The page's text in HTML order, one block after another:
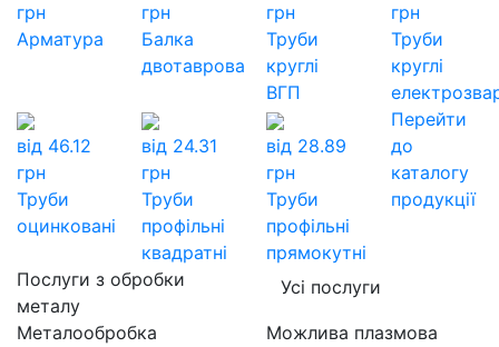
грн
Арматура
грн
Балка
двотаврова
грн
Труби
круглі
ВГП
грн
Труби
круглі
від 46.12
грн
Труби
оцинковані
від 24.31
грн
Труби
профільні
квадратні
від 28.89
грн
Труби
профільні
прямокутні
Перейти
до
каталогу
продукції
Послуги з обробки
металу
Усі послуги
Металообробка
Можлива плазмова